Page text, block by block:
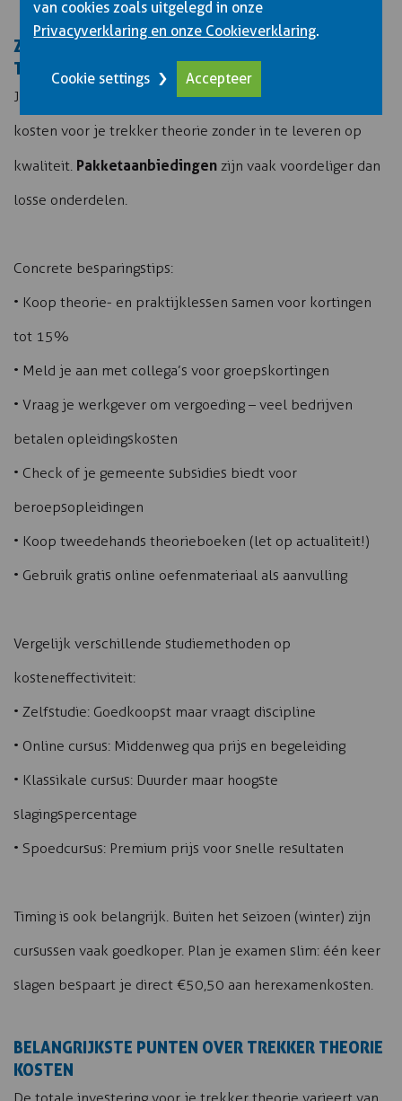
ZIJN ER MANIEREN OM TE BESPAREN OP TREKKER
THEORIEKOSTEN?
Ja, er zijn verschillende manieren om te besparen op de
kosten voor je trekker theorie zonder in te leveren op
kwaliteit. Pakketaanbiedingen zijn vaak voordeliger dan
losse onderdelen.
Concrete besparingstips:
• Koop theorie- en praktijklessen samen voor kortingen
tot 15%
• Meld je aan met collega’s voor groepskortingen
• Vraag je werkgever om vergoeding – veel bedrijven
betalen opleidingskosten
• Check of je gemeente subsidies biedt voor
beroepsopleidingen
• Koop tweedehands theorieboeken (let op actualiteit!)
• Gebruik gratis online oefenmateriaal als aanvulling
Vergelijk verschillende studiemethoden op
kosteneffectiviteit:
• Zelfstudie: Goedkoopst maar vraagt discipline
• Online cursus: Middenweg qua prijs en begeleiding
• Klassikale cursus: Duurder maar hoogste
slagingspercentage
• Spoedcursus: Premium prijs voor snelle resultaten
Timing is ook belangrijk. Buiten het seizoen (winter) zijn
cursussen vaak goedkoper. Plan je examen slim: één keer
slagen bespaart je direct €50,50 aan herexamenkosten.
BELANGRIJKSTE PUNTEN OVER TREKKER THEORIE
KOSTEN
van cookies zoals uitgelegd in onze
Privacyverklaring en onze Cookieverklaring.
Cookie settings Accepteer